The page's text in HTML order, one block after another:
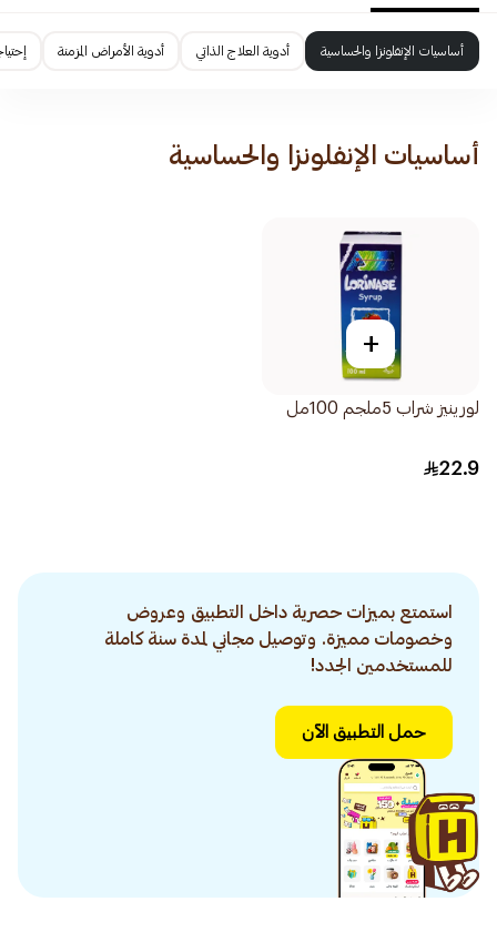
أساسيات الإنفلونزا والحساسية أدوية العلاج الذاتي أدوية الأمراض المزمنة
أساسيات الإنفلونزا والحساسية
+
لورينيز شراب 5ملجم 100مل
22.9
استمتع بميزات حصرية داخل التطبيق وعروض
وخصومات مميزة. وتوصيل مجاني لمدة سنة كاملة
للمستخدمين الجدد!
حمل التطبيق الآن